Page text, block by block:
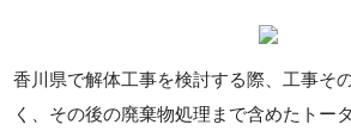
香川県で解体工事を検討する際、工事そ
く、その後の廃棄物処理まで含めたトー